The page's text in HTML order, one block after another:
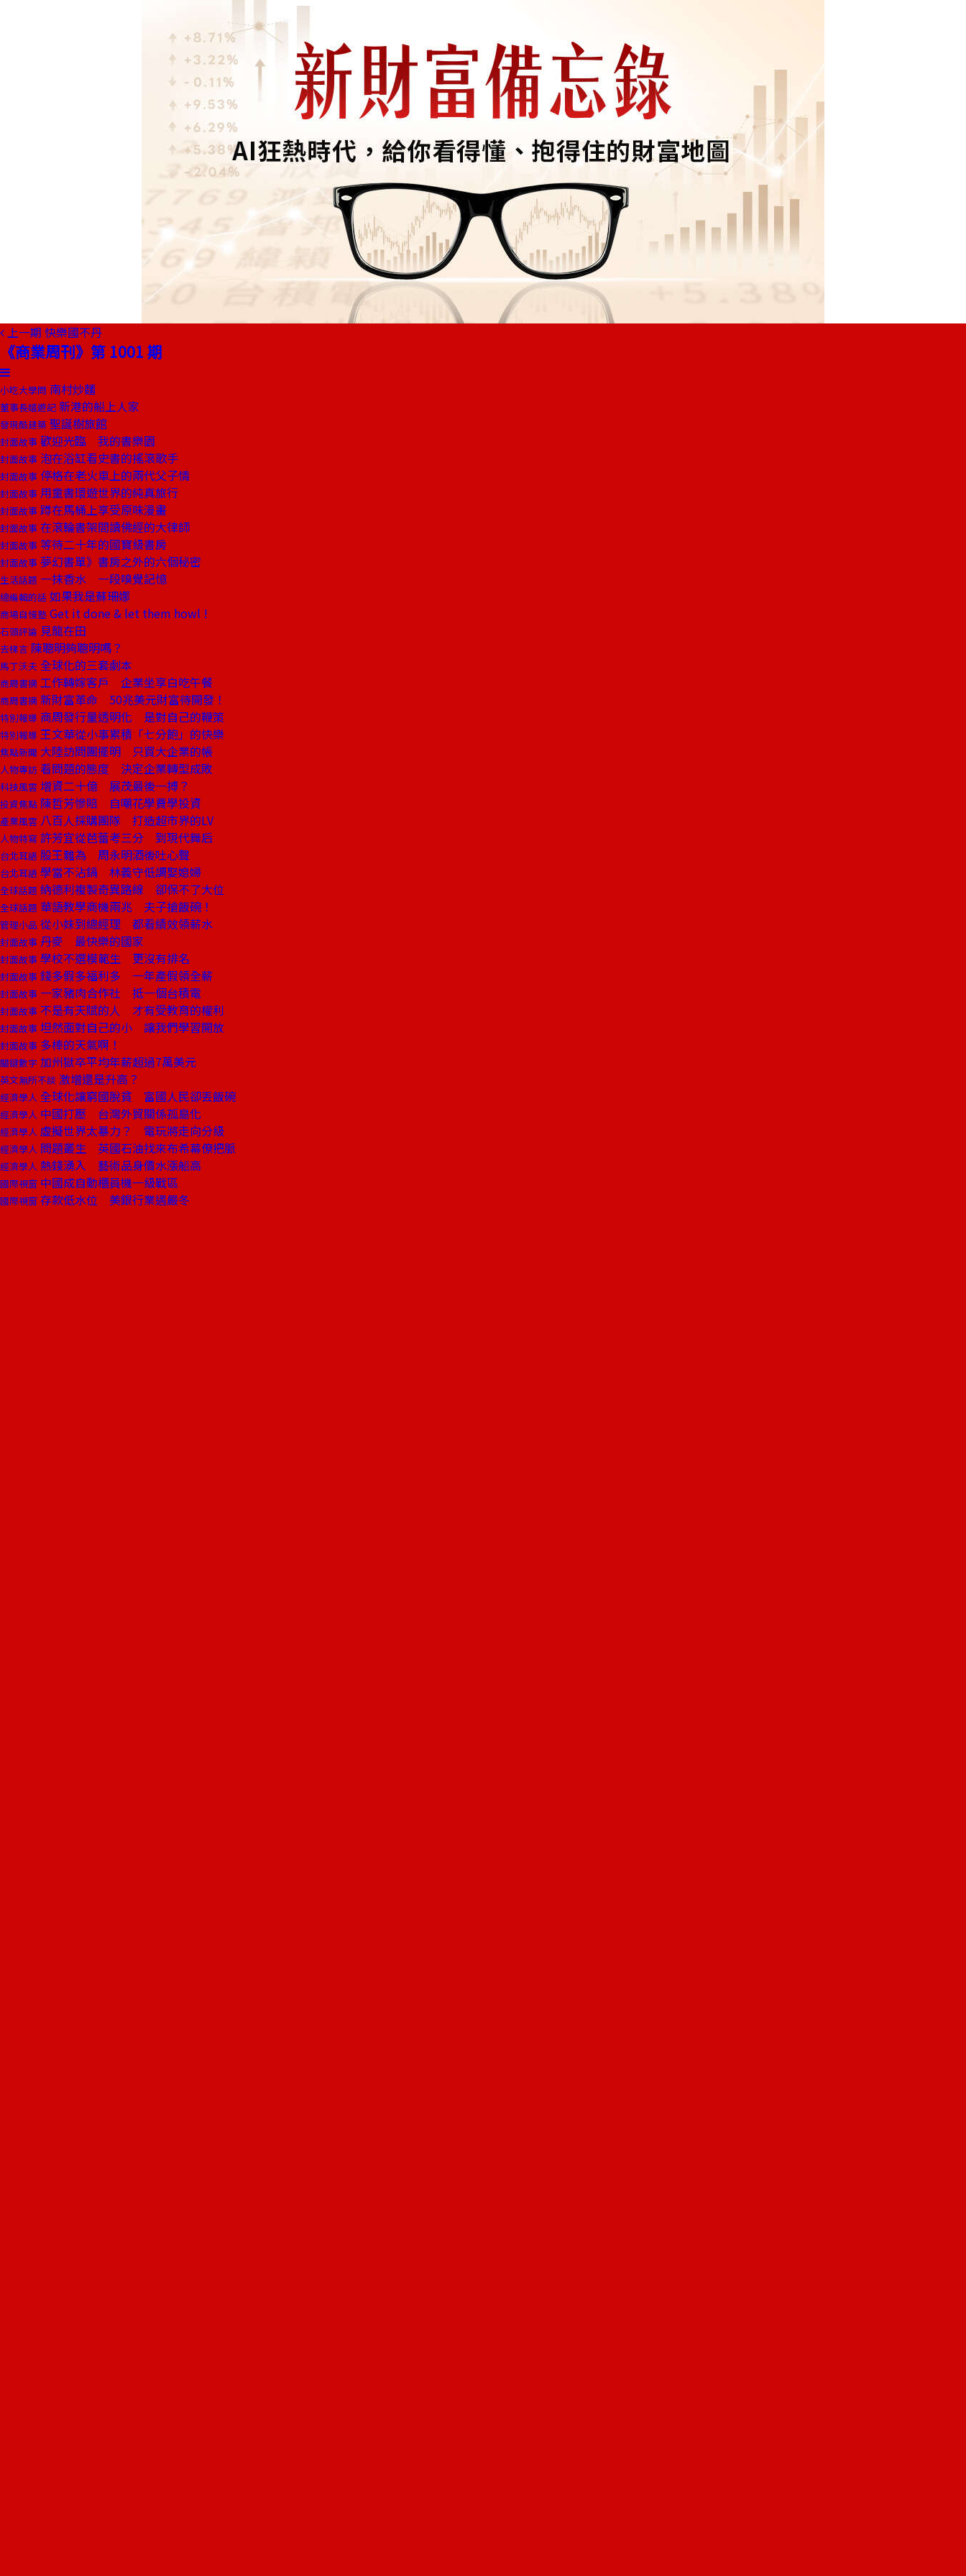
上一期 快樂國不丹
《商業周刊》第 1001 期
小吃大學問 南村炒麵
董事長嬉遊記 新港的船上人家
發現酷建築 聖誕樹旅館
封面故事 歡迎光臨 我的書樂園
封面故事 泡在浴缸看史書的搖滾歌手
封面故事 停格在老火車上的兩代父子情
封面故事 用童書環遊世界的純真旅行
封面故事 蹲在馬桶上享受原味漫畫
封面故事 在滾輪書架間讀佛經的大律師
封面故事 等待二十年的國寶級書房
封面故事 夢幻書單》書房之外的六個秘密
生活話題 一抹香水 一段嗅覺記憶
總編輯的話 如果我是蘇珊娜
商場自慢塾 Get it done & let them howl !
石頭評論 見龍在田
去梯言 陳聰明夠聰明嗎？
馬丁沃夫 全球化的三套劇本
商周書摘 工作轉嫁客戶 企業坐享白吃午餐
商周書摘 新財富革命 50兆美元財富待開發！
特別報導 商周發行量透明化 是對自己的鞭策
特別報導 王文華從小事累積「七分飽」的快樂
焦點新聞 大陸訪問團擺明 只買大企業的帳
人物專訪 看問題的態度 決定企業轉型成敗
科技風雲 增資二十億 展茂最後一搏？
投資焦點 陳哲芳慘賠 自嘲花學費學投資
產業風雲 八百人採購團隊 打造超市界的LV
人物特寫 許芳宜從芭蕾考三分 到現代舞后
台北耳語 股王難為 周永明酒後吐心聲
台北耳語 學當不沾鍋 林義守低調娶媳婦
全球話題 納德利複製奇異路線 卻保不了大位
全球話題 華語教學商機兩兆 夫子搶飯碗！
管理小品 從小妹到總經理 都看績效領薪水
封面故事 丹麥 最快樂的國家
封面故事 學校不選模範生 更沒有排名
封面故事 錢多假多福利多 一年產假領全薪
封面故事 一家豬肉合作社 抵一個台積電
封面故事 不是有天賦的人 才有受教育的權利
封面故事 坦然面對自己的小 讓我們學習開放
封面故事 多棒的天氣啊！
關鍵數字 加州獄卒平均年薪超過7萬美元
英文無所不談 激增還是升高？
經濟學人 全球化讓窮國脫貧 富國人民卻丟飯碗
經濟學人 中國打壓 台灣外貿關係孤島化
經濟學人 虛擬世界太暴力？ 電玩將走向分級
經濟學人 問題叢生 英國石油找來布希幕僚把脈
經濟學人 熱錢湧入 藝術品身價水漲船高
國際視窗 中國成自動櫃員機一級戰區
國際視窗 存款低水位 美銀行業遇嚴冬